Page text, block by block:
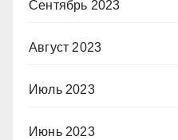
Сентябрь 2023
Август 2023
Июль 2023
Июнь 2023